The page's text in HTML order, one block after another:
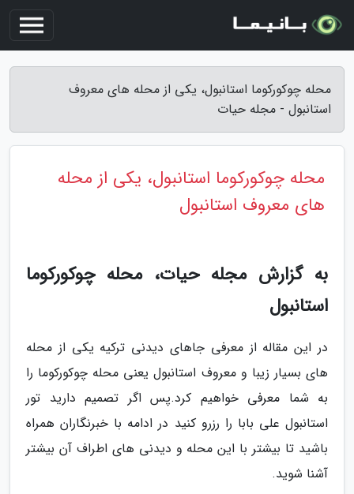
محله چوکورکوما استانبول، یکی از محله های معروف
استانبول - مجله حیات
محله چوکورکوما استانبول، یکی از محله
های معروف استانبول
به گزارش مجله حیات، محله چوکورکوما
استانبول
در این مقاله از معرفی جاهای دیدنی ترکیه یکی از محله
های بسیار زیبا و معروف استانبول یعنی محله چوکورکوما را
به شما معرفی خواهیم کرد.پس اگر تصمیم دارید تور
استانبول علی بابا را رزرو کنید در ادامه با خبرنگاران همراه
باشید تا بیشتر با این محله و دیدنی های اطراف آن بیشتر
آشنا شوید.